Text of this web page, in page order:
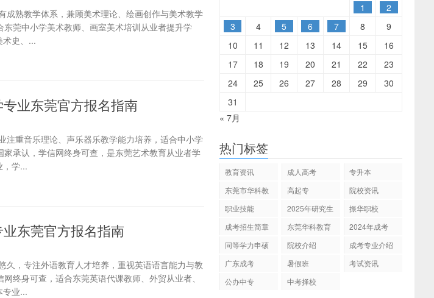
熟教学体系，兼顾美术理论、绘画创作与美术教学
莞中小学美术教师、画室美术培训从业者提升学
史、...
业东莞官方报名指南
重音乐理论、声乐器乐教学能力培养，适合中小学
承认，学信网终身可查，是东莞艺术教育从业者学
，学...
东莞官方报名指南
，专注外语教育人才培养，重视英语语言能力与教
终身可查，适合东莞英语代课教师、外贸从业者、
业...
1
2
3
4 5 6 7 8
9
10
11 12 13 14 15
16
17
18 19 20 21 22
23
24
25 26 27 28 29
30
31
« 7月
热门标签
教育资讯 成人高考
专升本
东莞市华科教
高起专
院校资讯
职业技能
2025年研究生
振华职校
成考招生简章
东莞华科教育
2024年成考
同等学力申硕
院校介绍
成考专业介绍
广东成考
暑假班
考试资讯
公办中专
中考择校